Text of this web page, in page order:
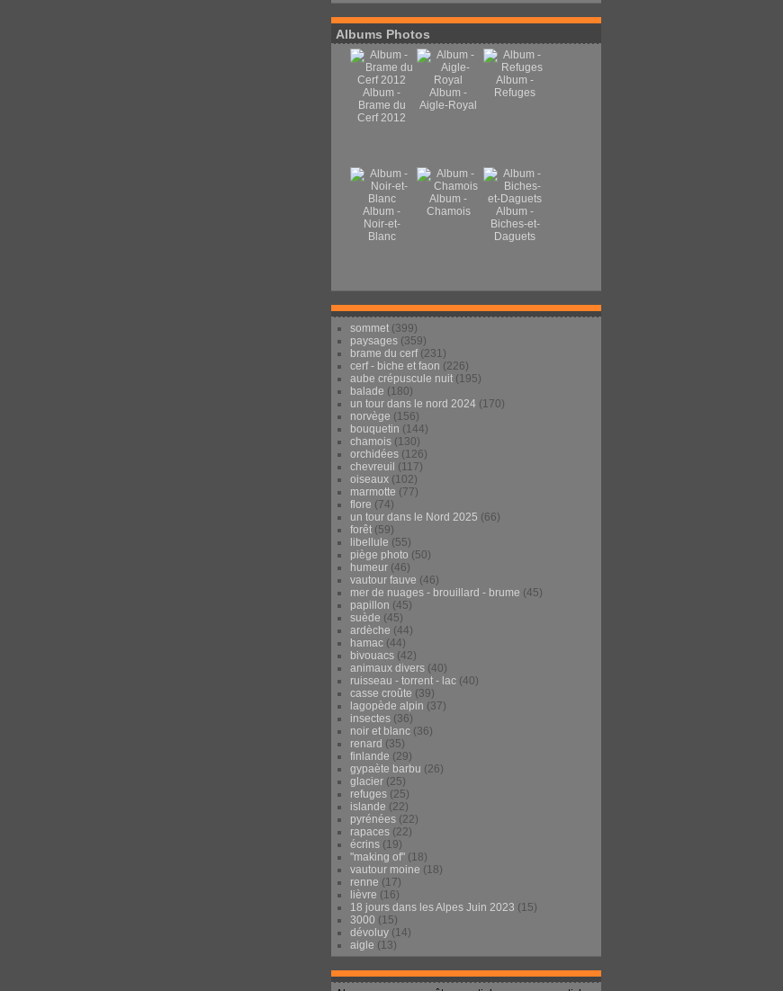
Albums Photos
Album -
Brame du
Cerf 2012
Album -
Aigle-Royal
Album -
Refuges
Album -
Noir-et-
Blanc
Album -
Chamois
Album -
Biches-et-
Daguets
sommet (399)
paysages (359)
brame du cerf(231)
cerf - biche et faon (226)
aube crépuscule nuit (195)
balade (180)
un tour dans le nord 2024 (170)
norvège (156)
bouquetin (144)
chamois (130)
orchidées (126)
chevreuil (117)
oiseaux (102)
marmotte (77)
flore (74)
un tour dans le Nord 2025 (66)
forêt (59)
libellule (55)
piège photo (50)
humeur (46)
vautour fauve (46)
mer de nuages - brouillard - brume (45)
papillon (45)
suède (45)
ardèche (44)
hamac (44)
bivouacs (42)
animaux divers (40)
ruisseau - torrent - lac (40)
casse croûte (39)
lagopède alpin (37)
insectes (36)
noir et blanc (36)
renard (35)
finlande (29)
gypaète barbu (26)
glacier (25)
refuges (25)
islande (22)
pyrénées (22)
rapaces (22)
écrins (19)
"making of" (18)
vautour moine (18)
renne (17)
lièvre (16)
18 jours dans les Alpes Juin 2023 (15)
3000 (15)
dévoluy (14)
aigle (13)